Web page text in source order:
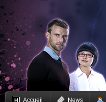
Accueil News